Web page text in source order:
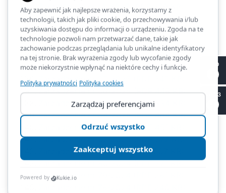
Zarządzenie nr 13/2025 (PDF 279 KB)
Zarządzenie nr 12/2025 (PDF 351 KB)
Zarządzenie nr 11/2025 (PDF 508 KB)
Zarządzenie nr 10/2025 (PDF 349 KB)
Zarządzenie nr 09/2025 (PDF 499 KB)
Zarządzenie nr 08/2025 (PDF 302 KB)
Zarządzenie nr 07/2025 (PDF 347 KB)
Zarządzenie nr 06/2025 (PDF 448 KB)
Zarządzenie nr 05/2025 (PDF 334 KB)
Zarządzenie nr 04/2025 (PDF 464 KB)
Zarządzenie nr 03/2025 (PDF 451 KB)
Zarządzenie nr 02/2025 (PDF 277 KB)
Zarządzenie nr 01/2025 (PDF 207 KB)
Zarządzenie nr 80/2024 (PDF 271 KB)
Zarządzenie nr 79/2024 (PDF 281 KB)
II LO
SP 53